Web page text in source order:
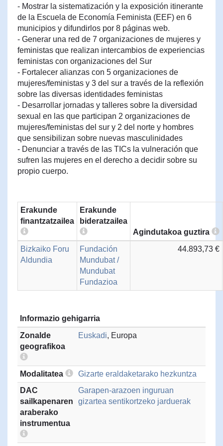
- Mostrar la sistematización y la exposición itinerante
de la Escuela de Economía Feminista (EEF) en 6
municipios y difundirlos por 8 páginas web.
- Generar una red de 7 organizaciones de mujeres y
feministas que realizan intercambios de experiencias
feministas con organizaciones del Sur
- Fortalecer alianzas con 5 organizaciones de
mujeres/feministas y 3 del sur a través de la reflexión
sobre las diversas identidades feministas
- Desarrollar jornadas y talleres sobre la diversidad
sexual en las que participan 2 organizaciones de
mujeres/feministas del sur y 2 del norte y hombres
que sensibilizan sobre nuevas masculinidades
- Denunciar a través de las TICs la vulneración que
sufren las mujeres en el derecho a decidir sobre su
propio cuerpo.
Erakunde
finantzatzailea
Erakunde
bideratzailea
Agindutakoa guztira
Bizkaiko Foru
Aldundia
Fundación
Mundubat /
Mundubat
Fundazioa
44.893,73 €
Informazio gehigarria
Zonalde
geografikoa
Euskadi, Europa
Modalitatea
Gizarte eraldaketarako hezkuntza
DAC
sailkapenaren
araberako
instrumentua
Garapen-arazoen inguruan
gizartea sentikortzeko jarduerak